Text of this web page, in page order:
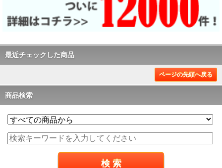
最近チェックした商品
ページの先頭へ戻る
商品検索